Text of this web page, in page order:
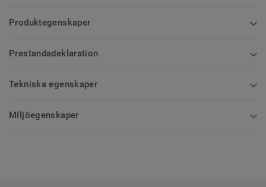
Produktegenskaper
Prestandadeklaration
Tekniska egenskaper
Miljöegenskaper